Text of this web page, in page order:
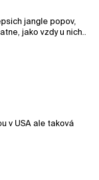
jangle popov,
jako vzdy u nich..
v USA ale taková